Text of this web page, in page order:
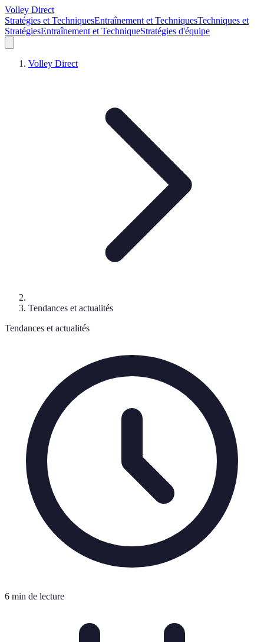
Volley Direct
Stratégies et TechniquesEntraînement et TechniquesTechniques et
StratégiesEntraînement et TechniqueStratégies d'équipe
Volley Direct
Tendances et actualités
Tendances et actualités
6 min de lecture